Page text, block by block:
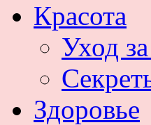
Красота
Уход
Здоровье